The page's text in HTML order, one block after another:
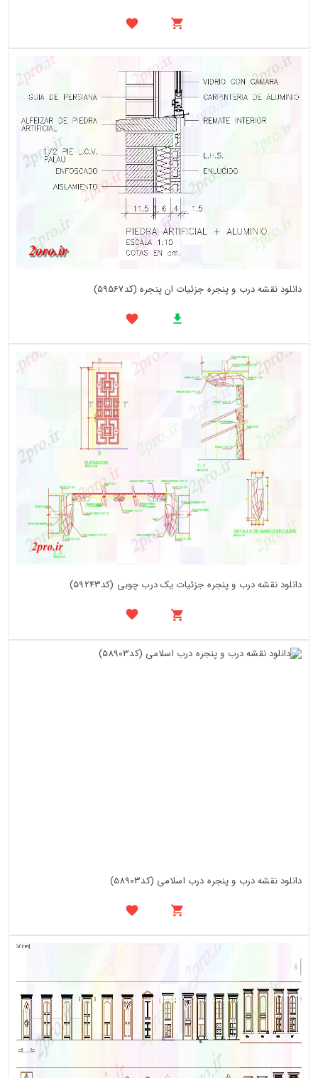
دانلود نقشه درب و پنجره جزئیات ان پنجره (کد59567)
دانلود نقشه درب و پنجره جزئیات یک درب چوبی (کد59243)
دانلود نقشه درب و پنجره درب اسلامی (کد58903)